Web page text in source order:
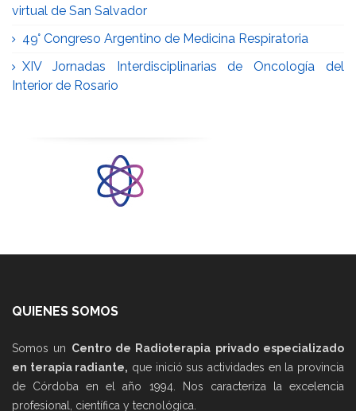
virtual de San Salvador
49° Congreso Argentino de Medicina Respiratoria
XIV Jornadas Interdisciplinarias de Oncología del
Interior de Rosario
QUIENES SOMOS
Somos un Centro de Radioterapia privado especializado
en terapia radiante, que inició sus actividades en la provincia
de Córdoba en el año 1994. Nos caracteriza la excelencia
profesional, científica y tecnológica.